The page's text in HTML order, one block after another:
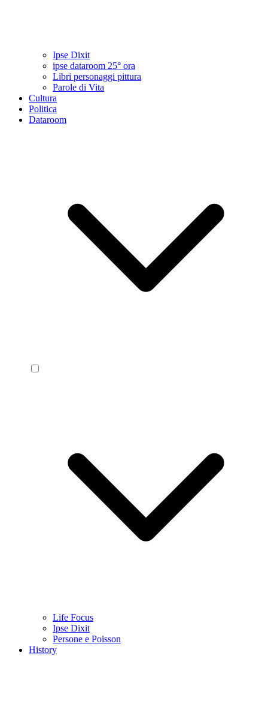
Ipse Dixit
ipse dataroom 25° ora
Libri personaggi pittura
Parole di Vita
Cultura
Politica
Dataroom
Life Focus
Ipse Dixit
Persone e Poisson
History